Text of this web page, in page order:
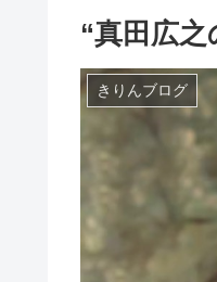
“真田広
きりんブログ